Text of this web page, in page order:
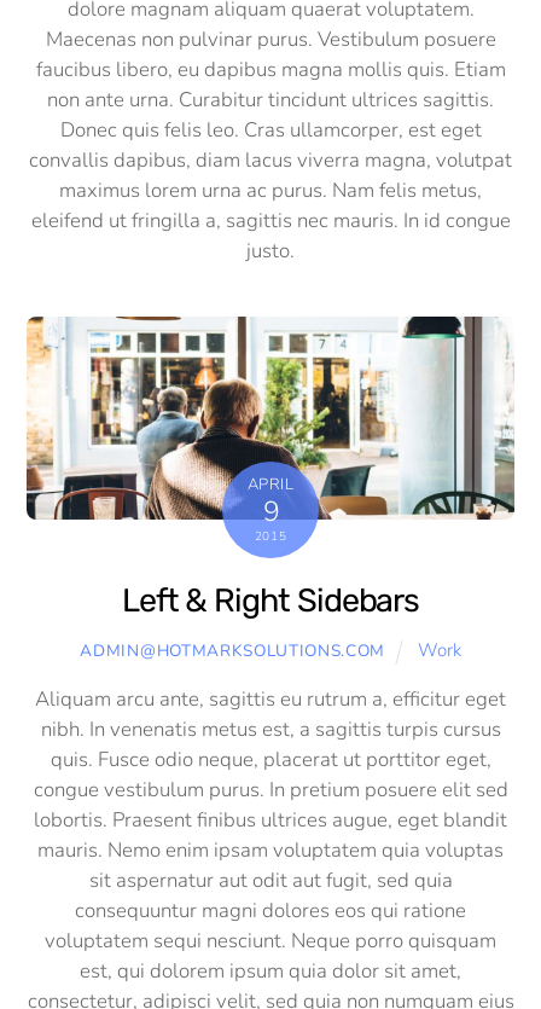
dolore magnam aliquam quaerat voluptatem.
Maecenas non pulvinar purus. Vestibulum posuere
faucibus libero, eu dapibus magna mollis quis. Etiam
non ante urna. Curabitur tincidunt ultrices sagittis.
Donec quis felis leo. Cras ullamcorper, est eget
convallis dapibus, diam lacus viverra magna, volutpat
maximus lorem urna ac purus. Nam felis metus,
eleifend ut fringilla a, sagittis nec mauris. In id congue
justo.
APRIL
9
2015
Left & Right Sidebars
ADMIN@HOTMARKSOLUTIONS.COM Work
Aliquam arcu ante, sagittis eu rutrum a, efficitur eget
nibh. In venenatis metus est, a sagittis turpis cursus
quis. Fusce odio neque, placerat ut porttitor eget,
congue vestibulum purus. In pretium posuere elit sed
lobortis. Praesent finibus ultrices augue, eget blandit
mauris. Nemo enim ipsam voluptatem quia voluptas
sit aspernatur aut odit aut fugit, sed quia
consequuntur magni dolores eos qui ratione
voluptatem sequi nesciunt. Neque porro quisquam
est, qui dolorem ipsum quia dolor sit amet,
consectetur, adipisci velit, sed quia non numquam eius